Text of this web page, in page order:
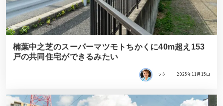
楠葉中之芝のスーパーマツモトちかくに40m超え153
戸の共同住宅ができるみたい
フク 2025年11月15日